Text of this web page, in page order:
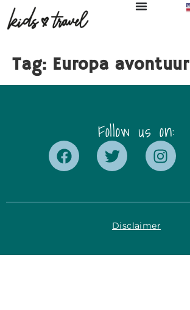
Tag: Europa avontuur
Follow us on:
Disclaimer